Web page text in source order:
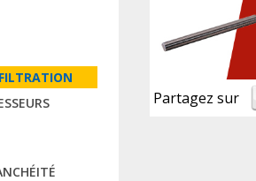
Partagez sur